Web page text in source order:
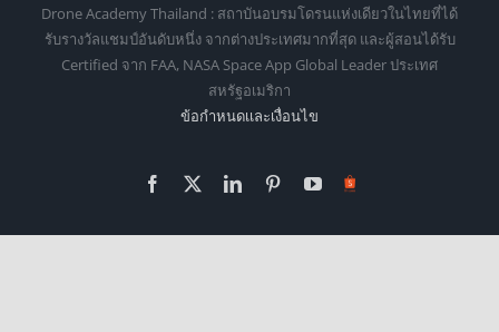
Drone Academy Thailand : สถาบันอบรมโดรนแห่งเดียวในไทยที่ได้
รับรางวัลแชมป์อันดับหนึ่ง จากต่างประเทศมากที่สุด และผู้สอนได้รับ
Certified จาก FAA, NASA Space App Global Leader ประเทศ
สหรัฐอเมริกา
ข้อกำหนดเเละเงื่อนไข